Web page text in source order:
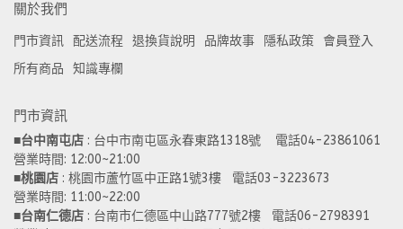
關於我們
門市資訊 配送流程 退換貨說明 品牌故事 隱私政策
會員登入
所有商品
知識專欄
門市資訊
■台中南屯店 : 台中市南屯區永春東路1318號    電話04-23861061
營業時間: 12:00~21:00
■桃園店 : 桃園市蘆竹區中正路1號3樓   電話03-3223673
營業時間: 11:00~22:00
■台南仁德店 : 台南市仁德區中山路777號2樓   電話06-2798391